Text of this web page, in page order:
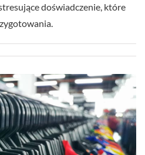
doświadczenie, które